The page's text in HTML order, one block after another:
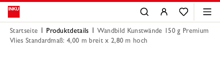
Startseite Produktdetails
Wandbild Kunstwände 150 g Premium
Vlies Standardmaß: 4,00 m breit x 2,80 m hoch